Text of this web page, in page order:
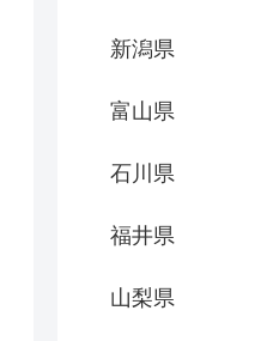
新潟県
富山県
石川県
福井県
山梨県